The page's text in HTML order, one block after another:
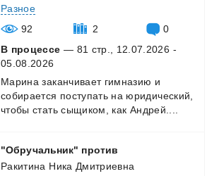
Разное
92
2
0
В процессе — 81 стр., 12.07.2026 -
05.08.2026
Марина заканчивает гимназию и
собирается поступать на юридический,
чтобы стать сыщиком, как Андрей....
"Обручальник" против
Ракитина Ника Дмитриевна